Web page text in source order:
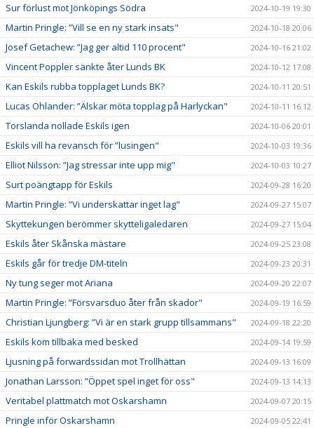
Sur förlust mot Jönköpings Södra 2024-10-19 19:30
Martin Pringle: ”Vill se en ny stark insats" 2024-10-18 20:06
Josef Getachew: ”Jag ger altid 110 procent" 2024-10-16 21:02
Vincent Poppler sänkte åter Lunds BK 2024-10-12 17:08
Kan Eskils rubba topplaget Lunds BK? 2024-10-11 20:51
Lucas Ohlander: ”Älskar möta topplag på Harlyckan" 2024-10-11 16:12
Torslanda nollade Eskils igen 2024-10-06 20:01
Eskils vill ha revansch för ”lusingen" 2024-10-03 19:36
Elliot Nilsson: ”Jag stressar inte upp mig" 2024-10-03 10:27
Surt poängtapp för Eskils 2024-09-28 16:20
Martin Pringle: ”Vi underskattar inget lag" 2024-09-27 15:07
Skyttekungen berömmer skytteligaledaren 2024-09-27 15:04
Eskils åter Skånska mästare 2024-09-25 23:08
Eskils går för tredje DM-titeln 2024-09-23 20:31
Ny tung seger mot Ariana 2024-09-20 22:07
Martin Pringle: ”Försvarsduo åter från skador" 2024-09-19 16:59
Christian Ljungberg: ”Vi är en stark grupp tillsammans" 2024-09-18 22:20
Eskils kom tillbaka med besked 2024-09-14 19:59
Ljusning på forwardssidan mot Trollhättan 2024-09-13 16:09
Jonathan Larsson: ”Öppet spel inget för oss" 2024-09-13 14:13
Veritabel plattmatch mot Oskarshamn 2024-09-07 20:15
Pringle inför Oskarshamn 2024-09-05 22:41